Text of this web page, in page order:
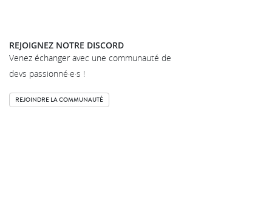
REJOIGNEZ NOTRE DISCORD
Venez échanger avec une communauté de
devs passionné·e·s !
REJOINDRE LA COMMUNAUTÉ